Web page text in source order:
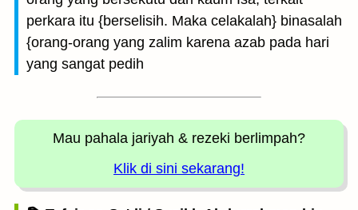
perkara itu {berselisih. Maka celakalah} binasalah
{orang-orang yang zalim karena azab pada hari
yang sangat pedih
Mau pahala jariyah & rezeki berlimpah?
Klik di sini sekarang!